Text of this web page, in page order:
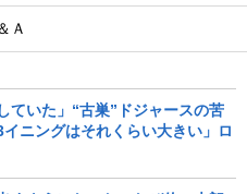
Ａ
ていた」“古巣”ドジャースの苦
ニングはそれくらい大きい」ロ